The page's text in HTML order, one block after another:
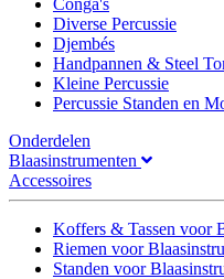
Conga's
Diverse Percussie
Djembés
Handpannen & Steel
Kleine Percussie
Percussie Standen en
Onderdelen
Blaasinstrumenten
Accessoires
Koffers & Tassen voor
Riemen voor
Standen voor